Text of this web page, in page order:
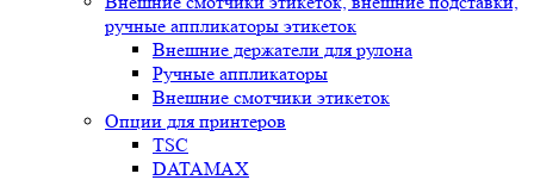
ручные аппликаторы этикеток
Внешние держатели для рулона
Ручные аппликаторы
Внешние смотчики этикеток
Опции для принтеров
TSC
DATAMAX